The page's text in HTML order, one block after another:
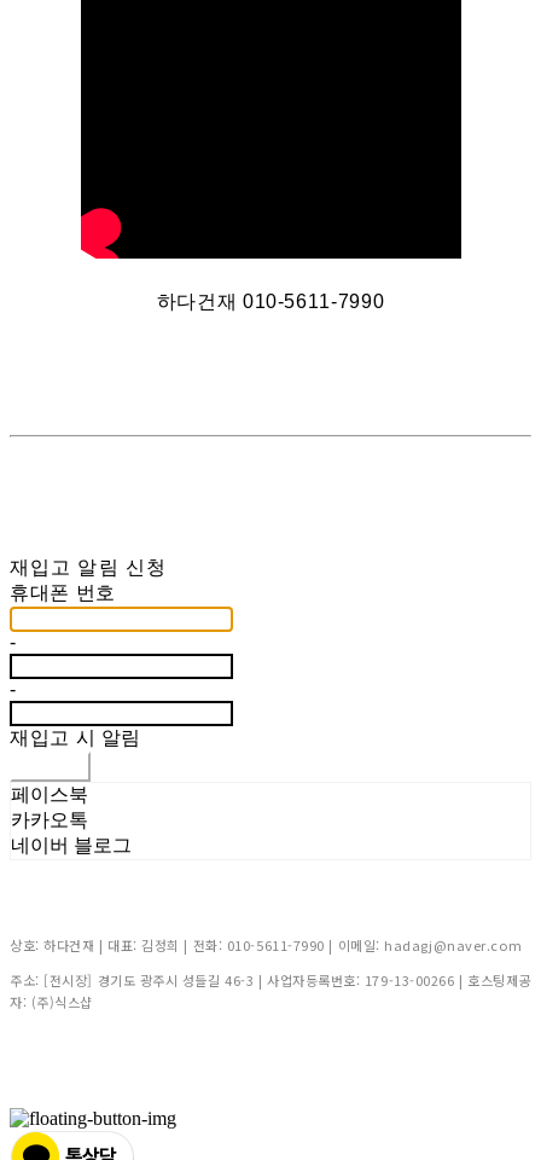
하다건재 010-5611-7990
재입고 알림 신청
휴대폰 번호
-
-
재입고 시 알림
페이스북
카카오톡
네이버 블로그
상호: 하다건재 | 대표: 김정희 | 전화: 010-5611-7990 | 이메일: hadagj@naver.com
주소: [전시장] 경기도 광주시 성들길 46-3 | 사업자등록번호: 179-13-00266 | 호스팅제공
자: (주)식스샵